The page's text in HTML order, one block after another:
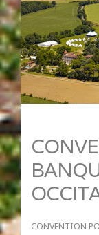
CONVENTION